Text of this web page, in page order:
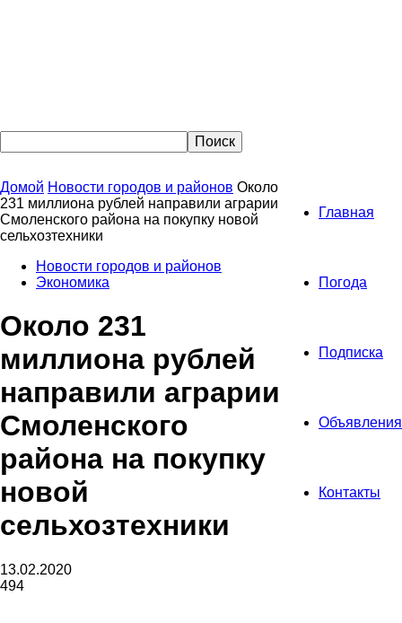
Главная
Погода
Подписка
Объявления
Контакты
Домой Новости городов и районов Около
231 миллиона рублей направили аграрии
Смоленского района на покупку новой
сельхозтехники
Новости городов и районов
Экономика
Около 231
миллиона рублей
направили аграрии
Смоленского
района на покупку
новой
сельхозтехники
13.02.2020
494